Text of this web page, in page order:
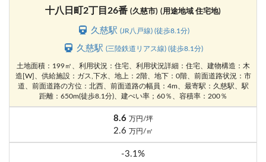
十八日町2丁目26番 (久慈市) (用途地域 住宅地)
久慈駅 (JR八戸線) (徒歩8.1分)
久慈駅(三陸鉄道リアス線) (徒歩8.1分)
土地面積：199㎡、利用状況：住宅、利用状況詳細：住宅、建物構造：木
造[W]、供給施設：ガス,下水、地上：2階、地下：0階、前面道路状況：市
道、前面道路の方位：北西、前面道路の幅員：4m、最寄駅：久慈駅、駅
距離：650m(徒歩8.1分)、建ぺい率；60％、容積率：200％
8.6 万円/坪
2.6 万円/㎡
-3.1%